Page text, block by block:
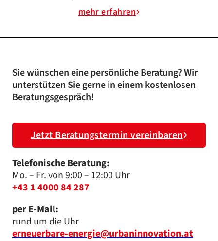
mehr erfahren
Sie wünschen eine persönliche Beratung? Wir
unterstützen Sie gerne in einem kostenlosen
Beratungsgespräch!
Jetzt Beratungstermin vereinbaren
Telefonische Beratung:
Mo. – Fr. von 9:00 – 12:00 Uhr
+43 1 4000 84 287
per E-Mail:
rund um die Uhr
erneuerbare-energie@urbaninnovation.at